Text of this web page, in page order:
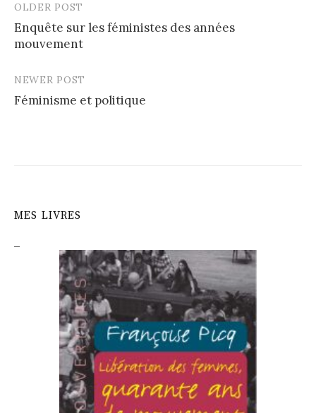
Post
navigation
OLDER POST
Enquête sur les féministes des années
mouvement
NEWER POST
Féminisme et politique
MES LIVRES